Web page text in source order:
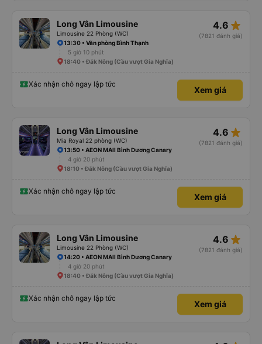
Long Vân Limousine
Limousine 22 Phòng (WC)
4.6 star_rate
(7821 đánh giá)
13:30 • Văn phòng Bình Thạnh
5 giờ 10 phút
18:40 • Đắk Nông (Cầu vượt Gia Nghĩa)
Xác nhận chỗ ngay lập tức
Xem giá
Long Vân Limousine
Mia Royal 22 phòng (WC)
4.6 star_rate
(7821 đánh giá)
13:50 • AEON MAll Bình Dương Canary
4 giờ 20 phút
18:10 • Đắk Nông (Cầu vượt Gia Nghĩa)
Xác nhận chỗ ngay lập tức
Xem giá
Long Vân Limousine
Limousine 22 Phòng (WC)
4.6 star_rate
(7821 đánh giá)
14:20 • AEON MAll Bình Dương Canary
4 giờ 20 phút
18:40 • Đắk Nông (Cầu vượt Gia Nghĩa)
Xác nhận chỗ ngay lập tức
Xem giá